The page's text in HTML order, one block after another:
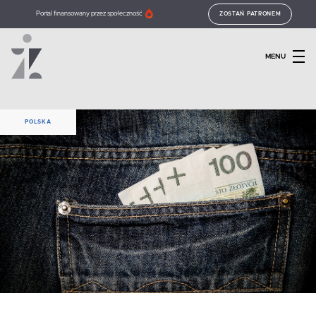
Portal finansowany przez społeczność ZOSTAŃ PATRONEM
MENU
POLSKA